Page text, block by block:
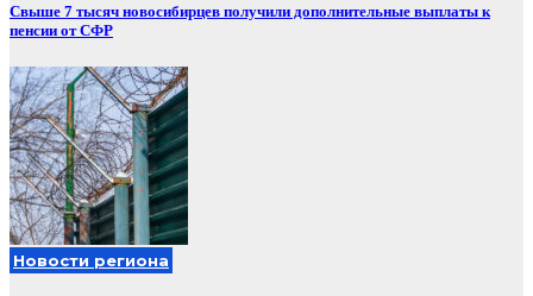
Свыше 7 тысяч новосибирцев получили дополнительные выплаты к
пенсии от СФР
Новости региона